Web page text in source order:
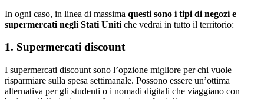
In ogni caso, in linea di massima questi sono i tipi di negozi e
supermercati negli Stati Uniti che vedrai in tutto il territorio:
1. Supermercati discount
I supermercati discount sono l’opzione migliore per chi vuole
risparmiare sulla spesa settimanale. Possono essere un’ottima
alternativa per gli studenti o i nomadi digitali che viaggiano con